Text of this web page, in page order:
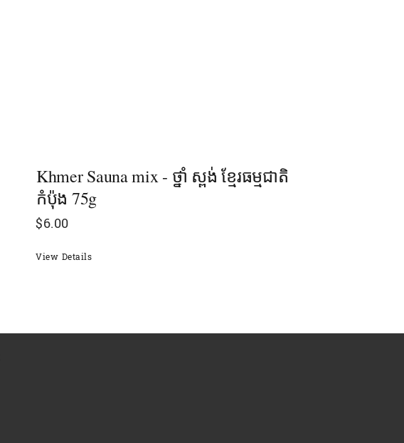
Khmer Sauna mix - ថ្នាំ​ ស្ពង់ ខ្មែរធម្មជាតិ
កំប៉ុង 75g
$6.00
View Details